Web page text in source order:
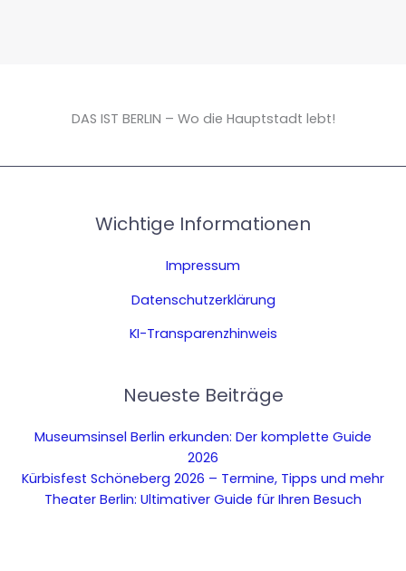
DAS IST BERLIN – Wo die Hauptstadt lebt!
Wichtige Informationen
Impressum
Datenschutzerklärung
KI-Transparenzhinweis
Neueste Beiträge
Museumsinsel Berlin erkunden: Der komplette Guide
2026
Kürbisfest Schöneberg 2026 – Termine, Tipps und mehr
Theater Berlin: Ultimativer Guide für Ihren Besuch